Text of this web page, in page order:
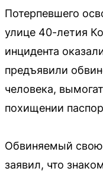
Потерпевшего
улице 40-летия
инцидента
предъявили
человека,
похищении
Обвиняемый свою
заявил, что